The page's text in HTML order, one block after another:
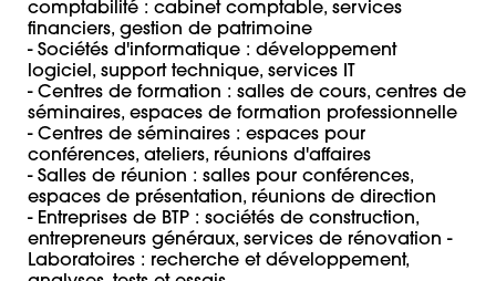
comptabilité : cabinet comptable, services
financiers, gestion de patrimoine
- Sociétés d'informatique : développement
logiciel, support technique, services IT
- Centres de formation : salles de cours, centres de
séminaires, espaces de formation professionnelle
- Centres de séminaires : espaces pour
conférences, ateliers, réunions d'affaires
- Salles de réunion : salles pour conférences,
espaces de présentation, réunions de direction
- Entreprises de BTP : sociétés de construction,
entrepreneurs généraux, services de rénovation -
Laboratoires : recherche et développement,